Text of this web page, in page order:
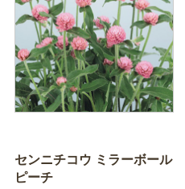
センニチコウ ミラーボール
ピーチ